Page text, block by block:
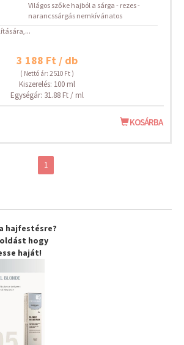
Világos szőke hajból a sárga - rezes -
narancssárgás nemkívánatos
3 188 Ft / db
( Nettó ár: 2 510 Ft )
Kiszerelés: 100 ml
Egységár: 31.88 Ft / ml
KOSÁRBA
1
hajfestésre?
hogy
haját!